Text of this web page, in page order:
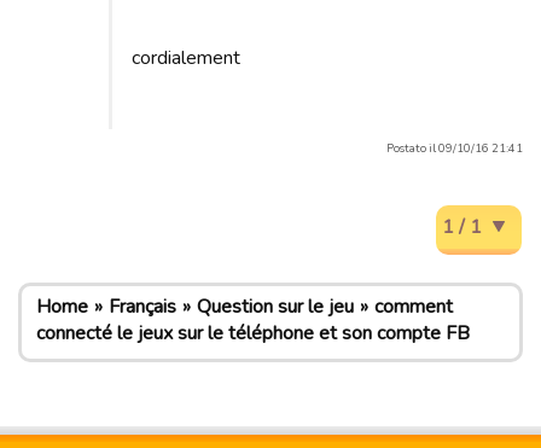
cordialement
Postato il 09/10/16 21:41
1 / 1
Home Français Question sur le jeu
comment
connecté le jeux sur le téléphone et son compte FB